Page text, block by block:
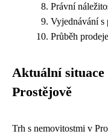
Právní
Vyjednávání s
Průběh
Aktuální
Prostějově
Trh s nemovitostmi v